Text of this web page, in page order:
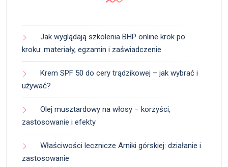
Jak wyglądają szkolenia BHP online krok po
kroku: materiały, egzamin i zaświadczenie
Krem SPF 50 do cery trądzikowej – jak wybrać i
używać?
Olej musztardowy na włosy – korzyści,
zastosowanie i efekty
Właściwości lecznicze Arniki górskiej: działanie i
zastosowanie